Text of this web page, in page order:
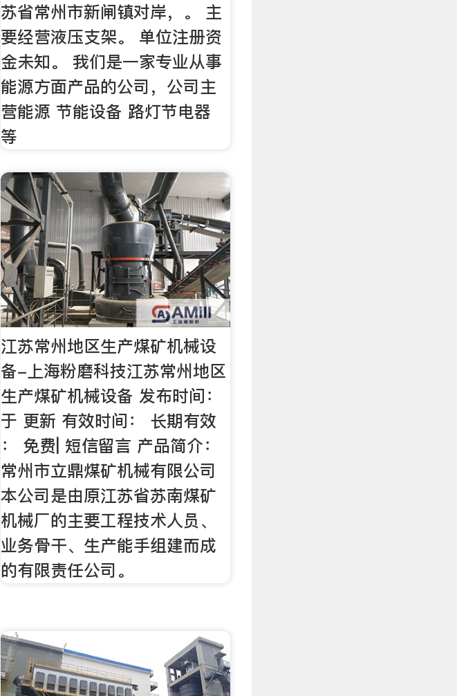
苏省常州市新闸镇对岸，。 主
要经营液压支架。 单位注册资
金未知。 我们是一家专业从事
能源方面产品的公司，公司主
营能源 节能设备 路灯节电器
等
江苏常州地区生产煤矿机械设
备-上海粉磨科技江苏常州地区
生产煤矿机械设备 发布时间：
于 更新 有效时间： 长期有效
： 免费| 短信留言 产品简介：
常州市立鼎煤矿机械有限公司
本公司是由原江苏省苏南煤矿
机械厂的主要工程技术人员、
业务骨干、生产能手组建而成
的有限责任公司。